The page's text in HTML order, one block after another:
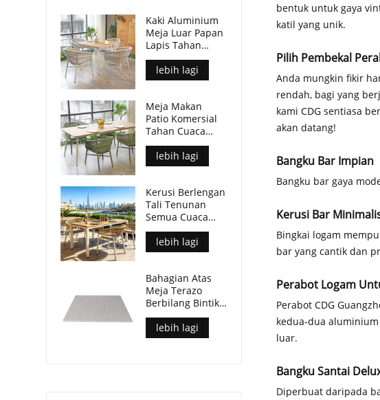
bentuk untuk gaya
katil yang unik.
Pilih Pembekal
Anda mungkin fikir
rendah, bagi yang
kami CDG sentiasa
akan datang!
Bangku Bar Impian
Bangku bar gaya
Kerusi Bar
Bingkai logam
bar yang cantik dan
Perabot Logam
Perabot CDG
kedua-dua
luar.
Bangku Santai
Diperbuat daripada
Kaki Aluminium
Meja Luar Papan
Lapis Tahan
Lama Kalis Air
Untuk Tempat
Komersial
lebih lagi
Meja Makan
Patio Komersial
Tahan Cuaca
Kaki Aluminium
Atas Meja Papan
Lapis
lebih lagi
Kerusi Berlengan
Tali Tenunan
Semua Cuaca
Moden Untuk
Ruang Makan
Luar
lebih lagi
Bahagian Atas
Meja Terazo
Berbilang Bintik
Hiasan Untuk
Meja Kopi Patio
lebih lagi